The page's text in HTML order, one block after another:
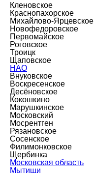
Кленовское
Краснопахорское
Михайлово-Ярцевское
Новофедоровское
Первомайское
Роговское
Троицк
Щаповское
НАО
Внуковское
Воскресенское
Десёновское
Кокошкино
Марушкинское
Московский
Мосрентген
Рязановское
Сосенское
Филимонковское
Щербинка
Московская область
Мытищи